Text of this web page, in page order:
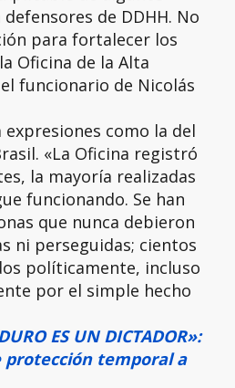
de DDHH. No
para fortalecer los
Oficina de la Alta
funcionario de Nicolás
como la del
«La Oficina registró
la mayoría realizadas
funcionando. Se han
que nunca debieron
ni perseguidas; cientos
políticamente, incluso
por el simple hecho
ES UN DICTADOR»:
protección temporal a